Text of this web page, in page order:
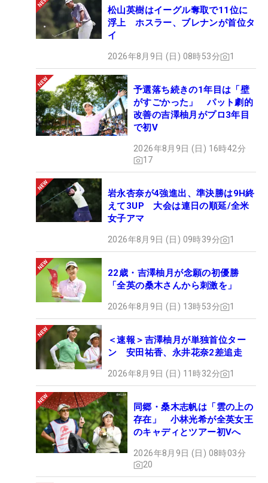
松山英樹はイーグル奪取で11位に
浮上 ホスラー、ブレナンが首位タ
イ
2026年8月9日 (日) 08時53分 1
予選落ち続きの1年目は「壁
がすごかった」 パット劇的
改善の吉澤柚月がプロ3年目
で初V
2026年8月9日 (日) 16時42分
17
岩永杏奈が4強進出、準決勝は9H終
えて3UP 大会は連日の順延/全米
女子アマ
2026年8月9日 (日) 09時39分 1
22歳・吉澤柚月が念願の初優勝
「全英の桑木さんから刺激を」
2026年8月9日 (日) 13時53分 1
＜速報＞吉澤柚月が単独首位ター
ン 安田祐香、永井花奈2差追走
2026年8月9日 (日) 11時32分 1
同郷・桑木志帆は「雲の上の
存在」 小林光希が全英女王
のキャディとツアー初Vへ
2026年8月9日 (日) 08時03分
20